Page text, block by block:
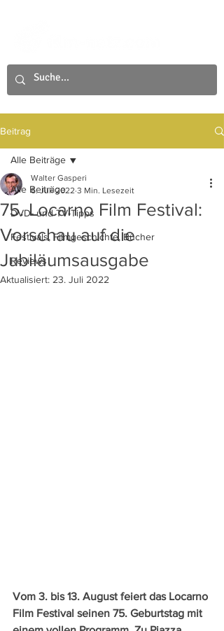
Beitrag
Alle Beiträge
DVD- und TV-Tipps
Festivals, Filmgeschichte, Bücher
Reviews
Alle Beiträge
75. Locarno Film Festival:
Vorschau auf die
Jubiläumsausgabe
Walter Gasperi
6. Juli 2022 3 Min. Lesezeit
Aktualisiert: 23. Juli 2022
Vom 3. bis 13. August feiert das Locarno
Film Festival seinen 75. Geburtstag mit